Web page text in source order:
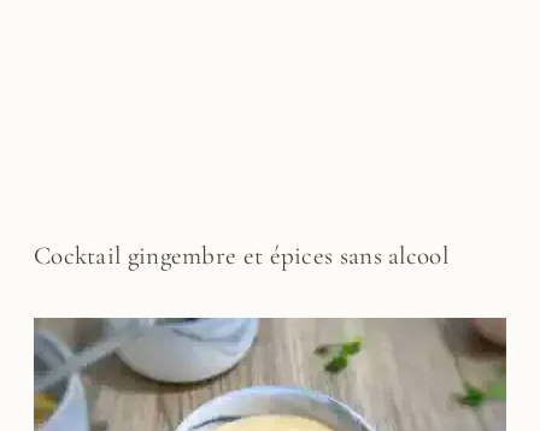
Cocktail gingembre et épices sans alcool